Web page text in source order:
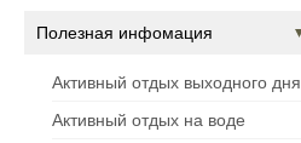
Полезная инфомация
Активный отдых выходного дня
Активный отдых на воде